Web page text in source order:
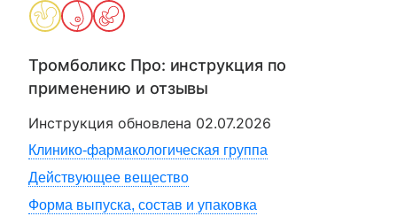
Тромболикс Про: инструкция по
применению и отзывы
Инструкция обновлена 02.07.2026
Клинико-фармакологическая группа
Действующее вещество
Форма выпуска, состав и упаковка